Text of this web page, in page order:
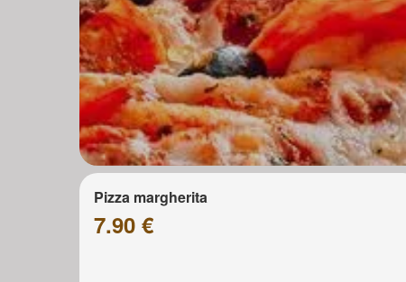
Pizza margherita
7.90 €